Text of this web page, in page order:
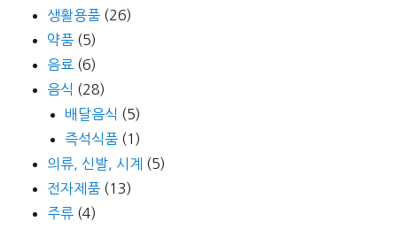
생활용품 (26)
약품 (5)
음료 (6)
음식 (28)
배달음식 (5)
즉석식품 (1)
의류, 신발, 시계 (5)
전자제품 (13)
주류 (4)